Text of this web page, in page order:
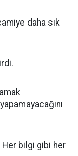
daha sık
bilgi gibi her